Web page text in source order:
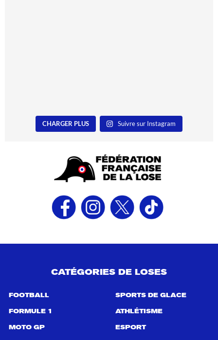
CHARGER PLUS Suivre sur Instagram
CATÉGORIES DE LOSES
FOOTBALL
FORMULE 1
MOTO GP
SPORTS DE GLACE
ATHLÉTISME
ESPORT